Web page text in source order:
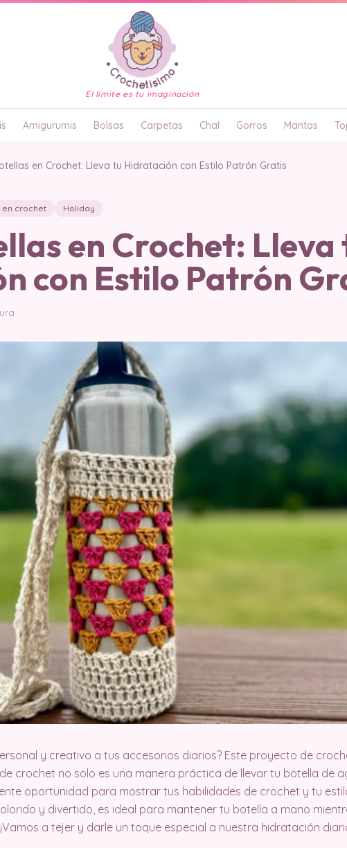
El límite es tu imaginación
Amigurumis Bolsas Carpetas Chal Gorros Mantas
en Crochet: Lleva tu Hidratación con Estilo Patrón Gratis
en crochet Holiday
en Crochet: Lleva
con Estilo Patrón
y creativo a tus accesorios diarios? Este proyecto de
crochet no solo es una manera práctica de llevar tu botella de
oportunidad para mostrar tus habilidades de crochet y tu
y divertido, es ideal para mantener tu botella a mano
a tejer y darle un toque especial a nuestra hidratación